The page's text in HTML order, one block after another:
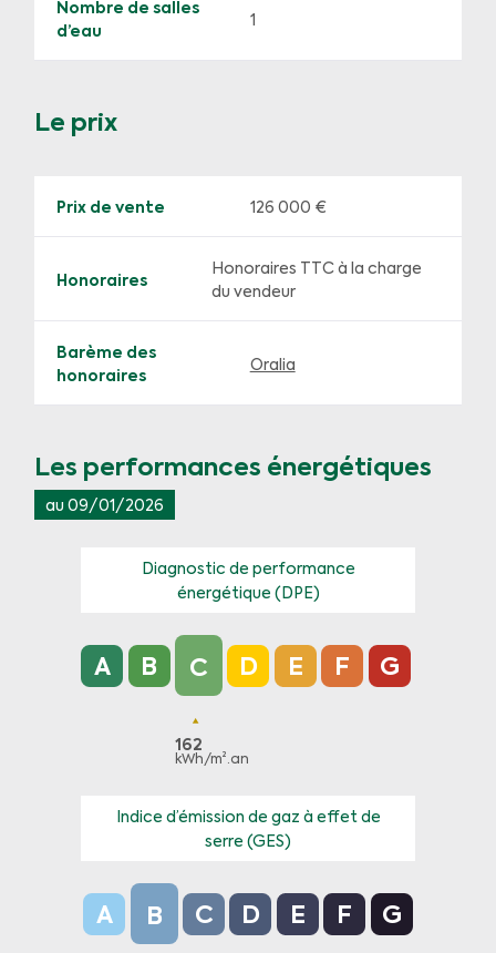
Nombre de salles
d’eau
1
Le prix
Prix de vente 126 000 €
Honoraires
Honoraires TTC à la charge
du vendeur
Barème des
honoraires
Oralia
Les performances énergétiques
au 09/01/2026
Diagnostic de performance
énergétique (DPE)
Diagnostic de performance énergétique (DPE)
A B C
162
kWh/m².an
D E F G
Indice d’émission de gaz à effet de
serre (GES)
Indice d’émission de gaz à effet de serre
A B C D E F G